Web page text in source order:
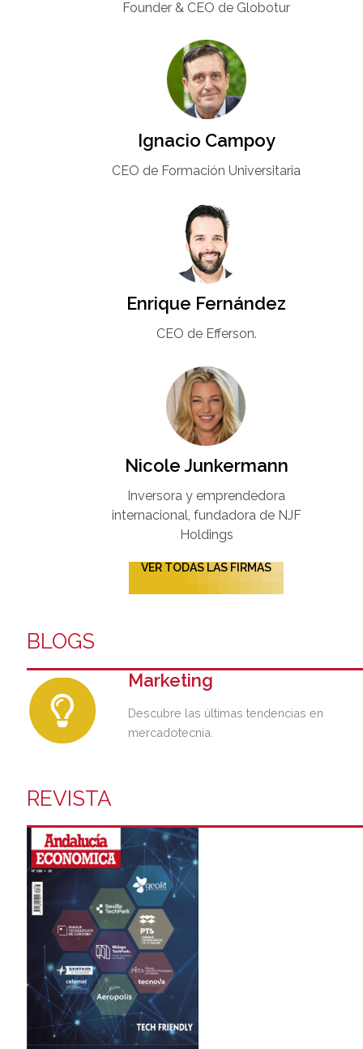
Founder & CEO de Globotur​
Ignacio Campoy​
CEO de Formación Universitaria​
Enrique Fernández
CEO de Efferson.
Nicole Junkermann​
Inversora y emprendedora
internacional, fundadora de NJF
Holdings
VER TODAS LAS FIRMAS
BLOGS
Marketing
Descubre las últimas tendencias en
mercadotecnia.
REVISTA